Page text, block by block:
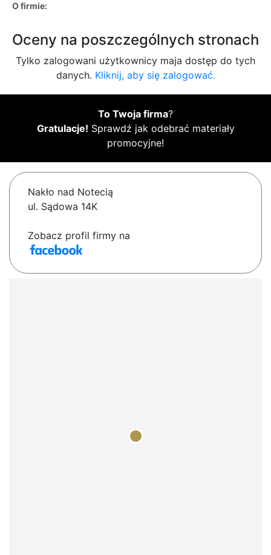
O firmie:
Oceny na poszczególnych stronach
Tylko zalogowani użytkownicy maja dostęp do tych
danych. Kliknij, aby się zalogować.
To Twoja firma?
Gratulacje! Sprawdź jak odebrać materiały
promocyjne!
Nakło nad Notecią
ul. Sądowa 14K
Zobacz profil firmy na